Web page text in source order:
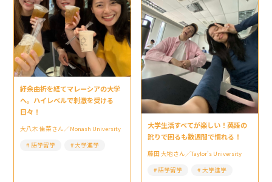
紆余曲折を経てマレーシアの大学
へ。ハイレベルで刺激を受ける
日々！
大八木 佳菜さん／Monash University
語学留学
大学進学
大学生活すべてが楽しい！英語の
訛りで困るも数週間で慣れる！
藤田 大地さん／Taylor’s University
語学留学
大学進学